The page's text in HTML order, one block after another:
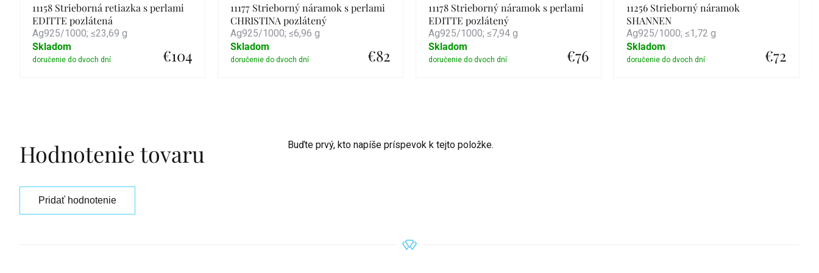
11158 Strieborná retiazka s perlami
EDITTE pozlátená
Ag925/1000; ≤23,69 g
€104
Skladom
11177 Strieborný náramok s perlami
CHRISTINA pozlátený
Ag925/1000; ≤6,96 g
€82
Skladom
11178 Strieborný náramok s perlami
EDITTE pozlátený
Ag925/1000; ≤7,94 g
€76
Skladom
11256 Strieborný náramok
SHANNEN
Ag925/1000; ≤1,72 g
€72
Skladom
Hodnotenie tovaru Buďte prvý, kto napíše príspevok k tejto položke.
Pridať hodnotenie